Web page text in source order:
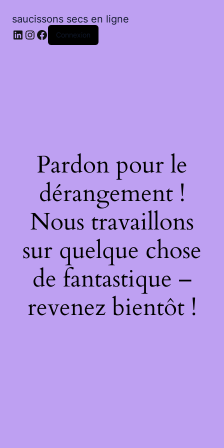
saucissons secs en ligne
LinkedIn
Instagram
Facebook
Connexion
Pardon pour le
dérangement !
Nous travaillons
sur quelque chose
de fantastique –
revenez bientôt !